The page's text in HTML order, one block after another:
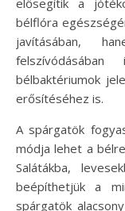
bélflóra
javításában,
bélbaktériumok
erősítéséhez is.
A spárgatök
módja lehet a
Salátákba,
beépíthetjük a
spárgatök